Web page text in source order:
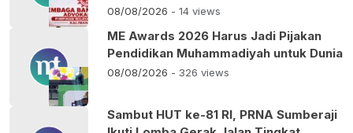
08/08/2026 - 14 views
ME Awards 2026 Harus Jadi Pijakan
Pendidikan Muhammadiyah untuk Dunia
08/08/2026 - 326 views
Sambut HUT ke-81 RI, PRNA Sumberaji